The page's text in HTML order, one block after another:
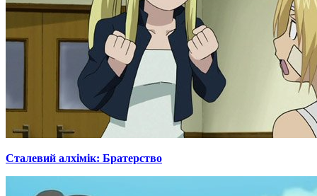
Сталевий алхімік: Братерство